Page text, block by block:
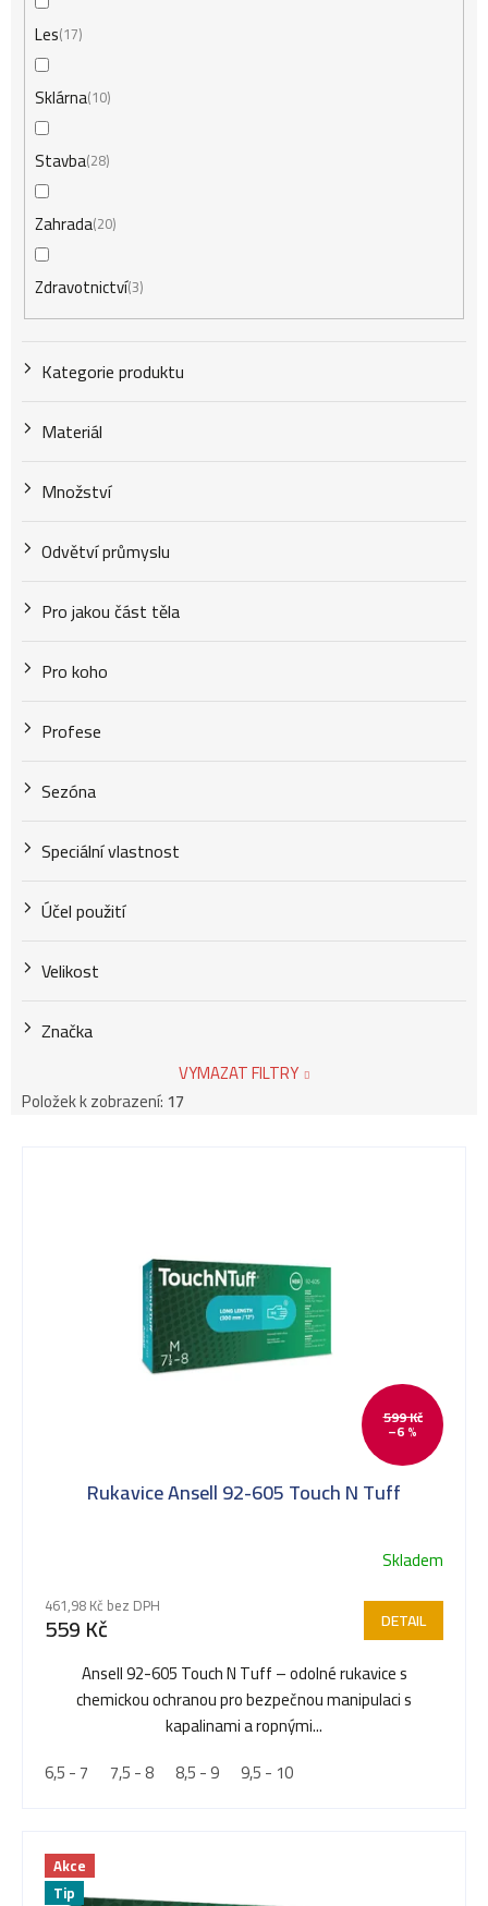
Les 17
Sklárna 10
Stavba 28
Zahrada 20
Zdravotnictví3
Kategorie produktu
Materiál
Množství
Odvětví průmyslu
Pro jakou část těla
Pro koho
Profese
Sezóna
Speciální vlastnost
Účel použití
Velikost
Značka
VYMAZAT FILTRY
Položek k zobrazení:17
599 Kč
–6 %
Rukavice Ansell 92-605 Touch N Tuff
hodnocení
produktu
je
Skladem
461,98 Kč bez DPH
559 Kč DETAIL
Ansell 92-605 Touch N Tuff – odolné rukavice s
chemickou ochranou pro bezpečnou manipulaci s
kapalinami a ropnými...
6,5 - 7
7,5 - 8 8,5 - 9 9,5 - 10
Akce
Tip